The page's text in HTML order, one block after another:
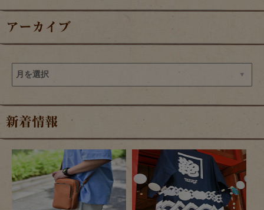
アーカイブ
新着情報